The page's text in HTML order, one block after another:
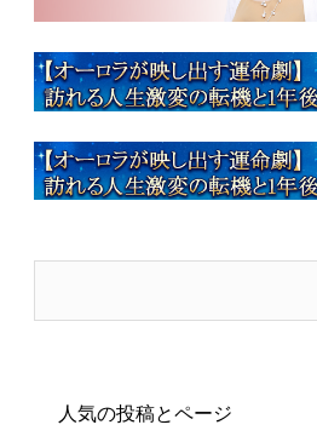
人気の投稿とページ